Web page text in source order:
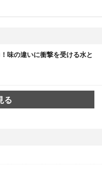
味の違いに衝撃を受ける水と
る